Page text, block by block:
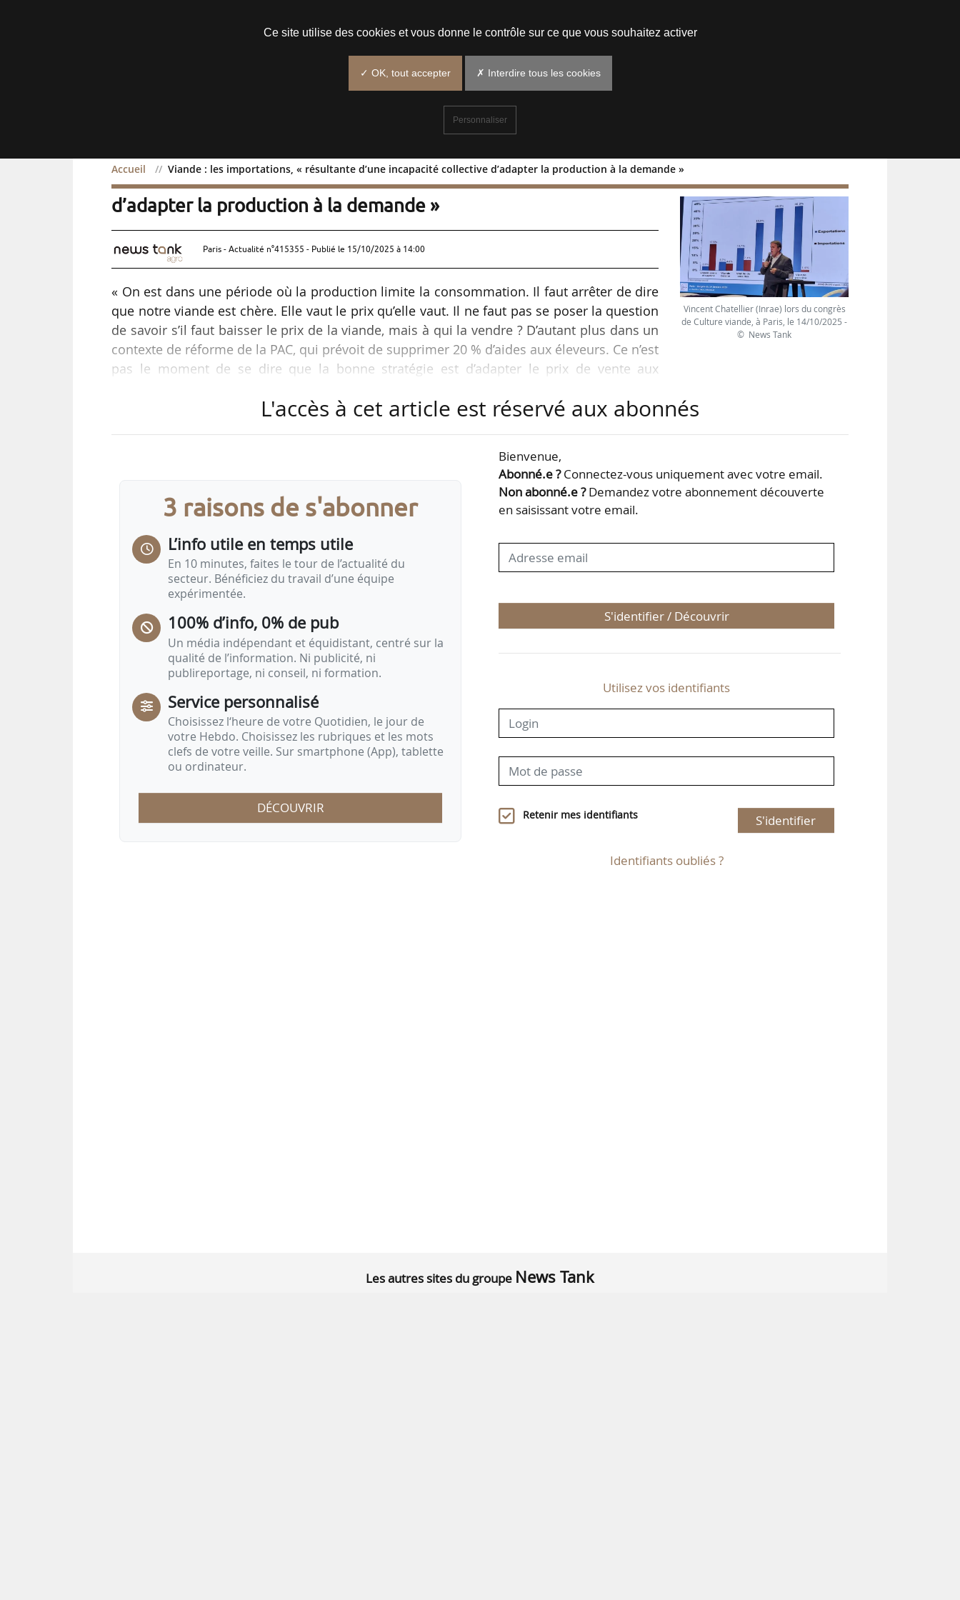
Accueil Viande : les importations, « résultante d’une incapacité collective d’adapter la production à la demande »
Viande : les importations, « résultante d’une incapacité collective
d’adapter la production à la demande »
Paris - Actualité n°415355 - Publié le 15/10/2025 à 14:00
« On est dans une période où la production limite la consommation. Il faut arrêter de dire
que notre viande est chère. Elle vaut le prix qu’elle vaut. Il ne faut pas se poser la question
de savoir s’il faut baisser le prix de la viande, mais à qui la vendre ? D’autant plus dans un
contexte de réforme de la PAC, qui prévoit de supprimer 20 % d’aides aux éleveurs. Ce n’est
pas le moment de se dire que la bonne stratégie est d’adapter le prix de vente aux
production baisse plus rapidement. Les importations sont la résultante d’une incapacité
Vincent Chatellier (Inrae) lors du congrès
de Culture viande, à Paris, le 14/10/2025 -
© News Tank
L'accès à cet article est réservé aux abonnés
3 raisons de s'abonner
L’info utile en temps utile
En 10 minutes, faites le tour de l’actualité du
secteur. Bénéficiez du travail d’une équipe
expérimentée.
100% d’info, 0% de pub
Un média indépendant et équidistant, centré sur la
qualité de l’information. Ni publicité, ni
publireportage, ni conseil, ni formation.
Service personnalisé
Choisissez l‘heure de votre Quotidien, le jour de
votre Hebdo. Choisissez les rubriques et les mots
clefs de votre veille. Sur smartphone (App), tablette
ou ordinateur.
DÉCOUVRIR
Bienvenue,
Abonné.e ?Connectez-vous uniquement avec votre email.
Non abonné.e ?Demandez votre abonnement découverte
en saisissant votre email.
S'identifier / Découvrir
Utilisez vos identifiants
Retenir mes identifiants S'identifier
Identifiants oubliés ?
Les autres sites du groupe News Tank
Ce site utilise des cookies et vous donne le contrôle sur ce que vous souhaitez activer
✓ OK, tout accepter ✗ Interdire tous les cookies
Personnaliser